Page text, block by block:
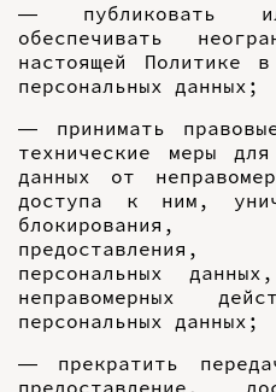
— публиковать
обеспечивать
настоящей Политике
персональных данных;
— принимать
технические меры
данных от
доступа к ним,
предоставления,
персональных
неправомерных
персональных данных;
— прекратить
предоставление,